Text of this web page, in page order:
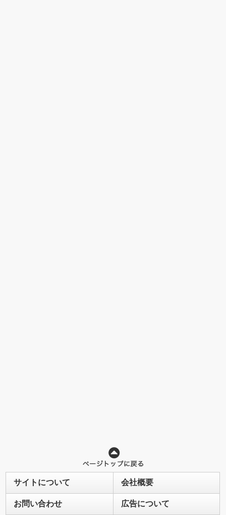
サイトについて 会社概要
お問い合わせ 広告について